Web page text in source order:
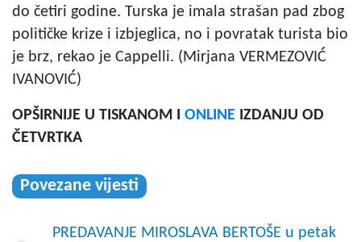
do četiri godine. Turska je imala strašan pad zbog
političke krize i izbjeglica, no i povratak turista bio
je brz, rekao je Cappelli. (Mirjana VERMEZOVIĆ
IVANOVIĆ)
OPŠIRNIJE U TISKANOM I ONLINE IZDANJU OD
ČETVRTKA
Povezane vijesti
PREDAVANJE MIROSLAVA BERTOŠE u petak